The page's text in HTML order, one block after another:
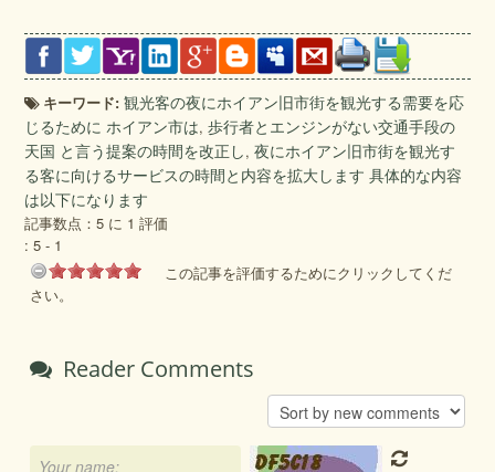
キーワード:観光客の夜にホイアン旧市街を観光する需要を応
じるために ホイアン市は,歩行者とエンジンがない交通手段の
天国 と言う提案の時間を改正し,夜にホイアン旧市街を観光す
る客に向けるサービスの時間と内容を拡大します 具体的な内容
は以下になります
記事数点：5 に 1 評価
:5 - 1
この記事を評価するためにクリックしてくだ
さい。
Reader Comments